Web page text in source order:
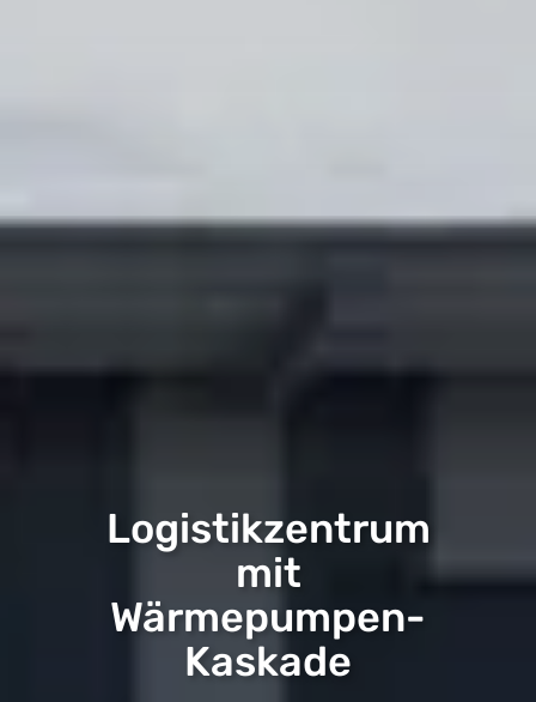
Logistikzentrum
mit
Wärmepumpen-
Kaskade